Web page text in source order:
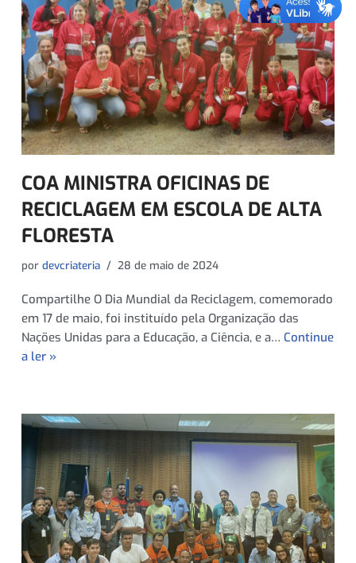
COA MINISTRA OFICINAS DE
RECICLAGEM EM ESCOLA DE ALTA
FLORESTA
por devcriateria 28 de maio de 2024
Compartilhe O Dia Mundial da Reciclagem, comemorado
em 17 de maio, foi instituído pela Organização das
Nações Unidas para a Educação, a Ciência, e a… Continue
a ler »